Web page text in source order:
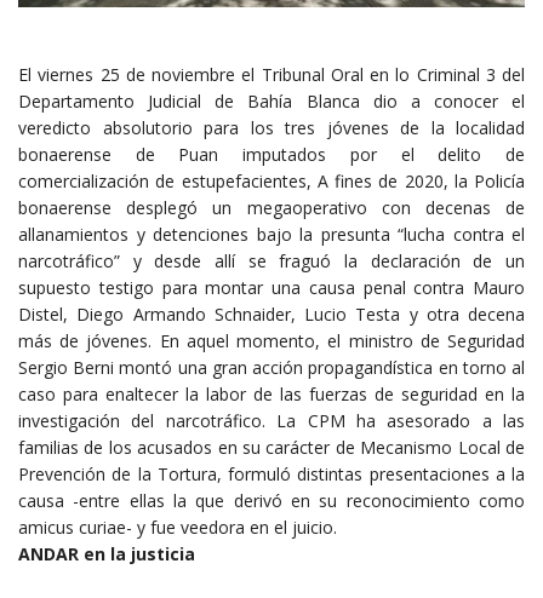
El viernes 25 de noviembre el Tribunal Oral en lo Criminal 3 del
Departamento Judicial de Bahía Blanca dio a conocer el
veredicto absolutorio para los tres jóvenes de la localidad
bonaerense de Puan imputados por el delito de
comercialización de estupefacientes, A fines de 2020, la Policía
bonaerense desplegó un megaoperativo con decenas de
allanamientos y detenciones bajo la presunta “lucha contra el
narcotráfico” y desde allí se fraguó la declaración de un
supuesto testigo para montar una causa penal contra Mauro
Distel, Diego Armando Schnaider, Lucio Testa y otra decena
más de jóvenes. En aquel momento, el ministro de Seguridad
Sergio Berni montó una gran acción propagandística en torno al
caso para enaltecer la labor de las fuerzas de seguridad en la
investigación del narcotráfico. La CPM ha asesorado a las
familias de los acusados en su carácter de Mecanismo Local de
Prevención de la Tortura, formuló distintas presentaciones a la
causa -entre ellas la que derivó en su reconocimiento como
amicus curiae- y fue veedora en el juicio.
ANDAR en la justicia